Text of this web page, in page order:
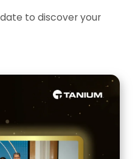
to discover your